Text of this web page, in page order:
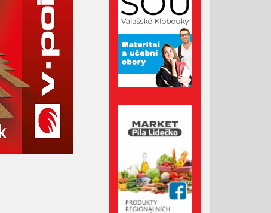
Únor 2023
Leden 2023
Prosinec 2022
Listopad 2022
Říjen 2022
Červenec 2022
Červen 2022
Květen 2022
Duben 2022
Březen 2022